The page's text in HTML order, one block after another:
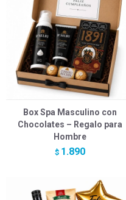
Box Spa Masculino con
Chocolates – Regalo para
Hombre
$ 1.890